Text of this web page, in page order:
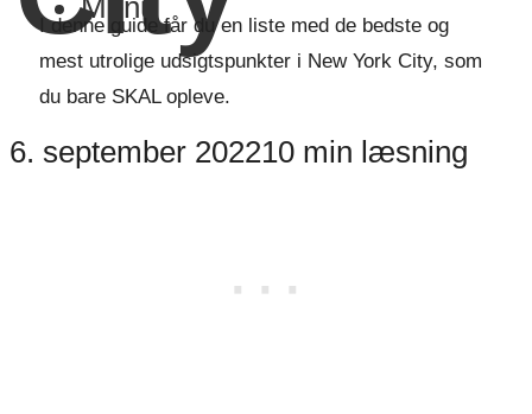
Menu
6. september 202210 min læsning
I denne guide får du en liste med de bedste og
mest utrolige udsigtspunkter i New York City, som
du bare SKAL opleve.